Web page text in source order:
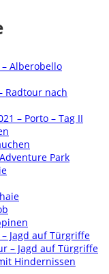
Alberobello
Radtour nach
– Porto – Tag II
Park
Jagd auf Türgriffe
– Jagd auf Türgriffe
Hindernissen